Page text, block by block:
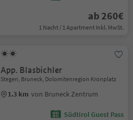
ab 260€
1 Nacht / 1 Apartment Inkl. MwSt.
App. Blasbichler
Stegen, Bruneck, Dolomitenregion Kronplatz
1.3 km von Bruneck Zentrum
Südtirol Guest Pass